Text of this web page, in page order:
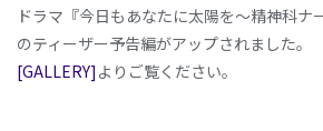
ドラマ『今日もあなたに太陽を～精神科ナ
のティーザー予告編がアップされました。
[GALLERY] よりご覧ください。